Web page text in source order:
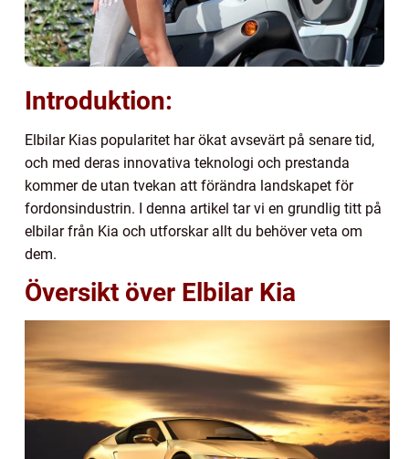
Introduktion:
Elbilar Kias popularitet har ökat avsevärt på senare tid,
och med deras innovativa teknologi och prestanda
kommer de utan tvekan att förändra landskapet för
fordonsindustrin. I denna artikel tar vi en grundlig titt på
elbilar från Kia och utforskar allt du behöver veta om
dem.
Översikt över Elbilar Kia